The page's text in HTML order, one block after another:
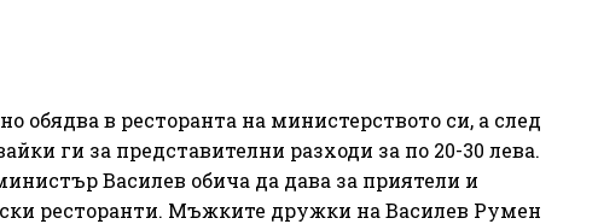
обядва в ресторанта на министерството си, а след
ги за представителни разходи за по 20-30 лева.
Василев обича да дава за приятели и
ресторанти. Мъжките дружки на Василев Румен